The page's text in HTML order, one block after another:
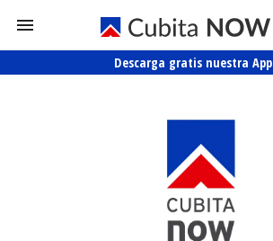
Descarga gratis nuestra App